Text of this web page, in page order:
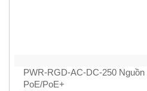
PWR-RGD-AC-DC-250
PoE/PoE+